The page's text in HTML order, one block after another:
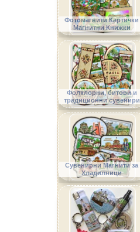
Фотомагнити Картички
Магнитни Книжки
Фолклорни, битови и
традиционни сувенири
Сувенирни Магнити за
Хладилници